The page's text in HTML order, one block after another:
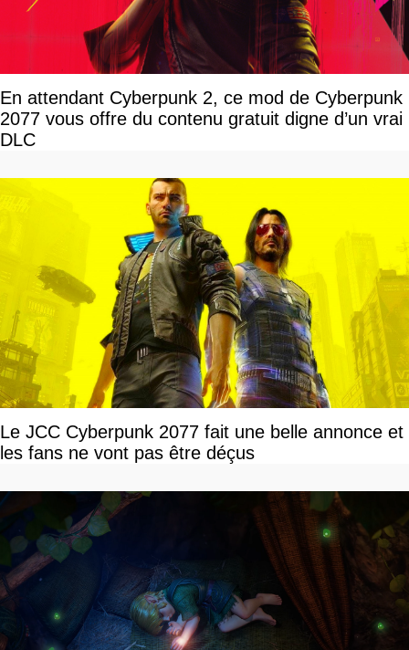
En attendant Cyberpunk 2, ce mod de Cyberpunk
2077 vous offre du contenu gratuit digne d’un vrai
DLC
Le JCC Cyberpunk 2077 fait une belle annonce et
les fans ne vont pas être déçus